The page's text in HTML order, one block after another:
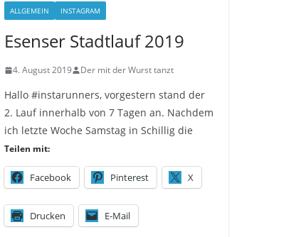
ALLGEMEIN INSTAGRAM
Esenser Stadtlauf 2019
4. August 2019 Der mit der Wurst tanzt
Hallo #instarunners, vorgestern stand der
2. Lauf innerhalb von 7 Tagen an. Nachdem
ich letzte Woche Samstag in Schillig die
Teilen mit:
Facebook Pinterest X
Drucken E-Mail